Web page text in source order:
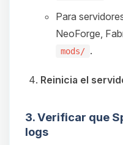
Para
NeoForge,
mods/ .
Reinicia el
3. Verificar que
logs